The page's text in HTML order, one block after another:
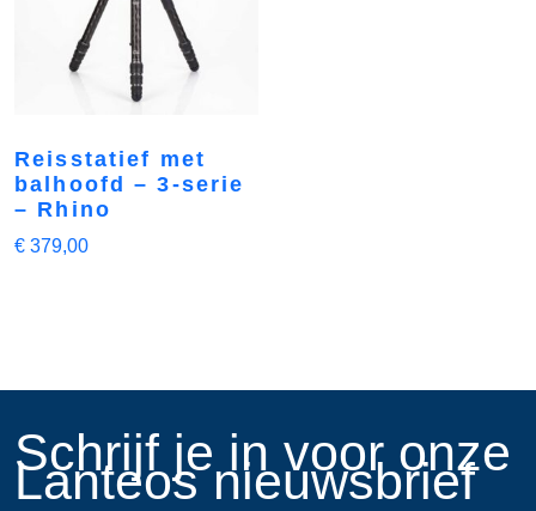
Reisstatief met
balhoofd – 3-serie
– Rhino
€ 379,00
​Schrijf je in voor onze
Lanteos nieuwsbrief